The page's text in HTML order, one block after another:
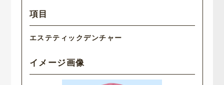
エステティックデンチャー